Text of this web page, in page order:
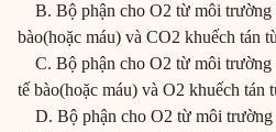
B. Bộ phận cho O2 từ môi trường
bào(hoặc máu) và CO2 khuếch tán
C. Bộ phận cho O2 từ môi trường
tế bào(hoặc máu) và O2 khuếch tán
D. Bộ phận cho O2 từ môi trường